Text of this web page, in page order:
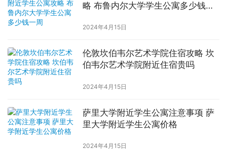
略 布鲁内尔大学学生公寓多少钱一
2024年4月15日
伦敦坎伯韦尔艺术学院住宿攻略 坎
伯韦尔艺术学院附近住宿贵吗
2024年4月15日
萨里大学附近学生公寓注意事项 萨
里大学附近学生公寓价格
2024年4月15日